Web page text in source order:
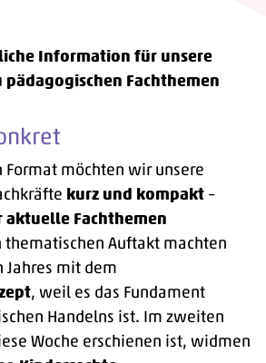
Information für unsere
Fachthemen
Format möchten wir unsere
kurz und kompakt –
aktuelle Fachthemen
thematischen Auftakt machten
Jahres mit dem
, weil es das Fundament
Handelns ist. Im zweiten
Woche erschienen ist, widmen